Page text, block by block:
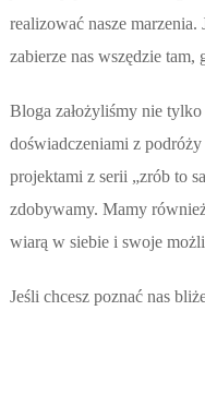
realizować nasze
zabierze nas wszędzie tam,
Bloga założyliśmy nie
doświadczeniami z
projektami z serii „zrób to
zdobywamy. Mamy
wiarą w siebie i swoje
Jeśli chcesz poznać nas